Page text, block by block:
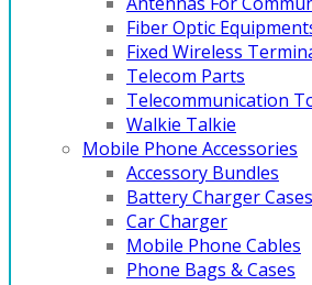
Fiber Optic
Fixed Wireless
Telecom Parts
Telecommunication
Walkie Talkie
Mobile Phone Accessories
Accessory Bundles
Battery Charger Cases
Car Charger
Mobile Phone Cables
Phone Bags & Cases